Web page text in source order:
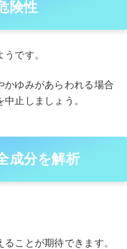
険性
です。
かゆみがあらわれる場合
止しましょう。
成分を解析
ことが期待できます。